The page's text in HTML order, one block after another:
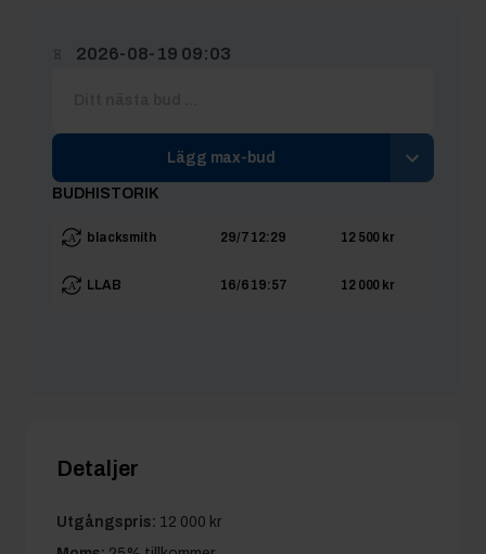
2026-08-19 09:03
Lägg max-bud
BUDHISTORIK
blacksmith 29/7 12:29 12 500 kr
LLAB 16/6 19:57 12 000 kr
Detaljer
Utgångspris: 12 000 kr